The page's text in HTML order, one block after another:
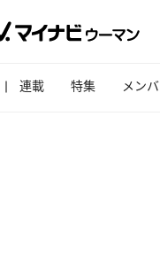
連載 特集 メン